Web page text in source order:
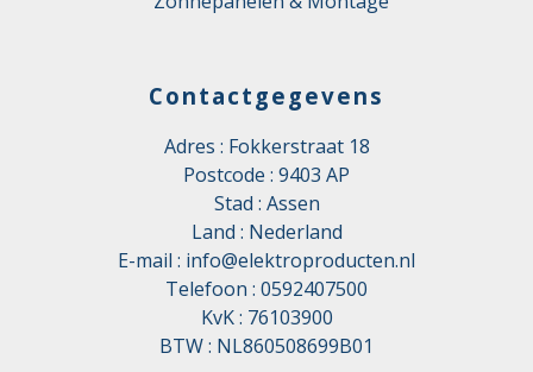
Contactgegevens
Adres : Fokkerstraat 18
Postcode : 9403 AP
Stad : Assen
Land : Nederland
E-mail : info@elektroproducten.nl
Telefoon : 0592407500
KvK : 76103900
BTW : NL860508699B01